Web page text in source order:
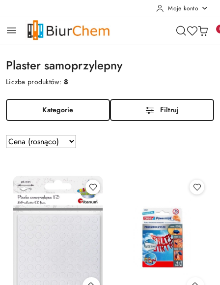
Moje konto
Plaster samoprzylepny
Liczba produktów:8
Kategorie Filtruj
Zastosowano
sortowanie:
(rosnąco).
Sortuj
według